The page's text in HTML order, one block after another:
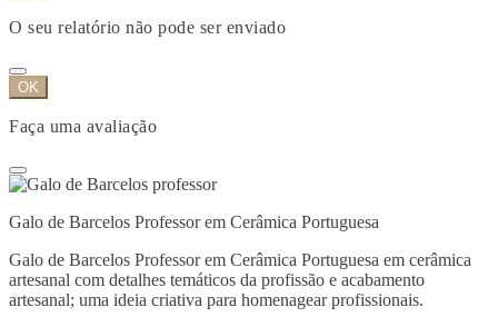
O seu relatório não pode ser enviado
OK
Faça uma avaliação
Galo de Barcelos Professor em Cerâmica Portuguesa
Galo de Barcelos Professor em Cerâmica Portuguesa em cerâmica
artesanal com detalhes temáticos da profissão e acabamento
artesanal; uma ideia criativa para homenagear profissionais.